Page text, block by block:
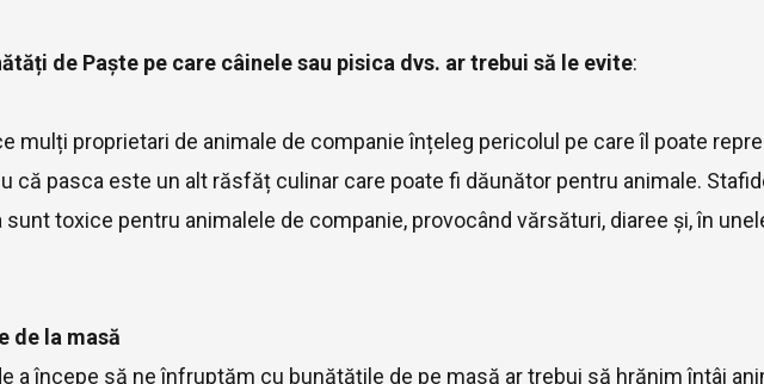
de Paște pe care câinele sau pisica dvs. ar trebui să le evite:
mulți proprietari de animale de companie înțeleg pericolul pe care îl poate
că pasca este un alt răsfăț culinar care poate fi dăunător pentru animale.
sunt toxice pentru animalele de companie, provocând vărsături, diaree și, în
de la masă
a începe să ne înfruptăm cu bunătățile de pe masă ar trebui să hrănim întâi